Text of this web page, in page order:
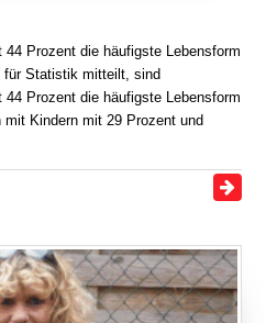
Prozent die häufigste Lebensform
für Statistik mitteilt, sind
Prozent die häufigste Lebensform
Kindern mit 29 Prozent und